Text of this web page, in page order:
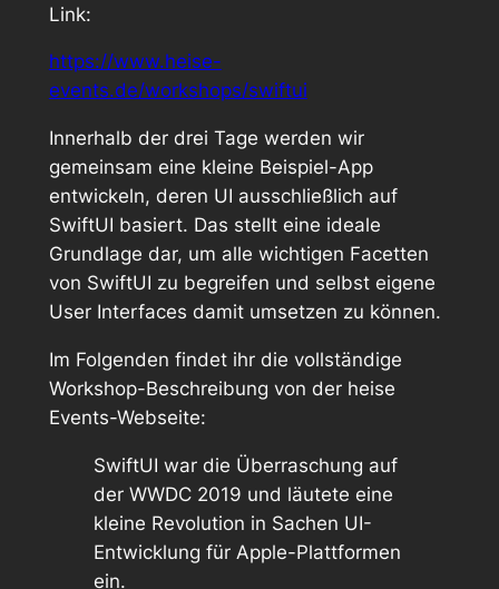
Link:
https://www.heise-
events.de/workshops/swiftui
Innerhalb der drei Tage werden wir
gemeinsam eine kleine Beispiel-App
entwickeln, deren UI ausschließlich auf
SwiftUI basiert. Das stellt eine ideale
Grundlage dar, um alle wichtigen Facetten
von SwiftUI zu begreifen und selbst eigene
User Interfaces damit umsetzen zu können.
Im Folgenden findet ihr die vollständige
Workshop-Beschreibung von der heise
Events-Webseite:
SwiftUI war die Überraschung auf
der WWDC 2019 und läutete eine
kleine Revolution in Sachen UI-
Entwicklung für Apple-Plattformen
ein.